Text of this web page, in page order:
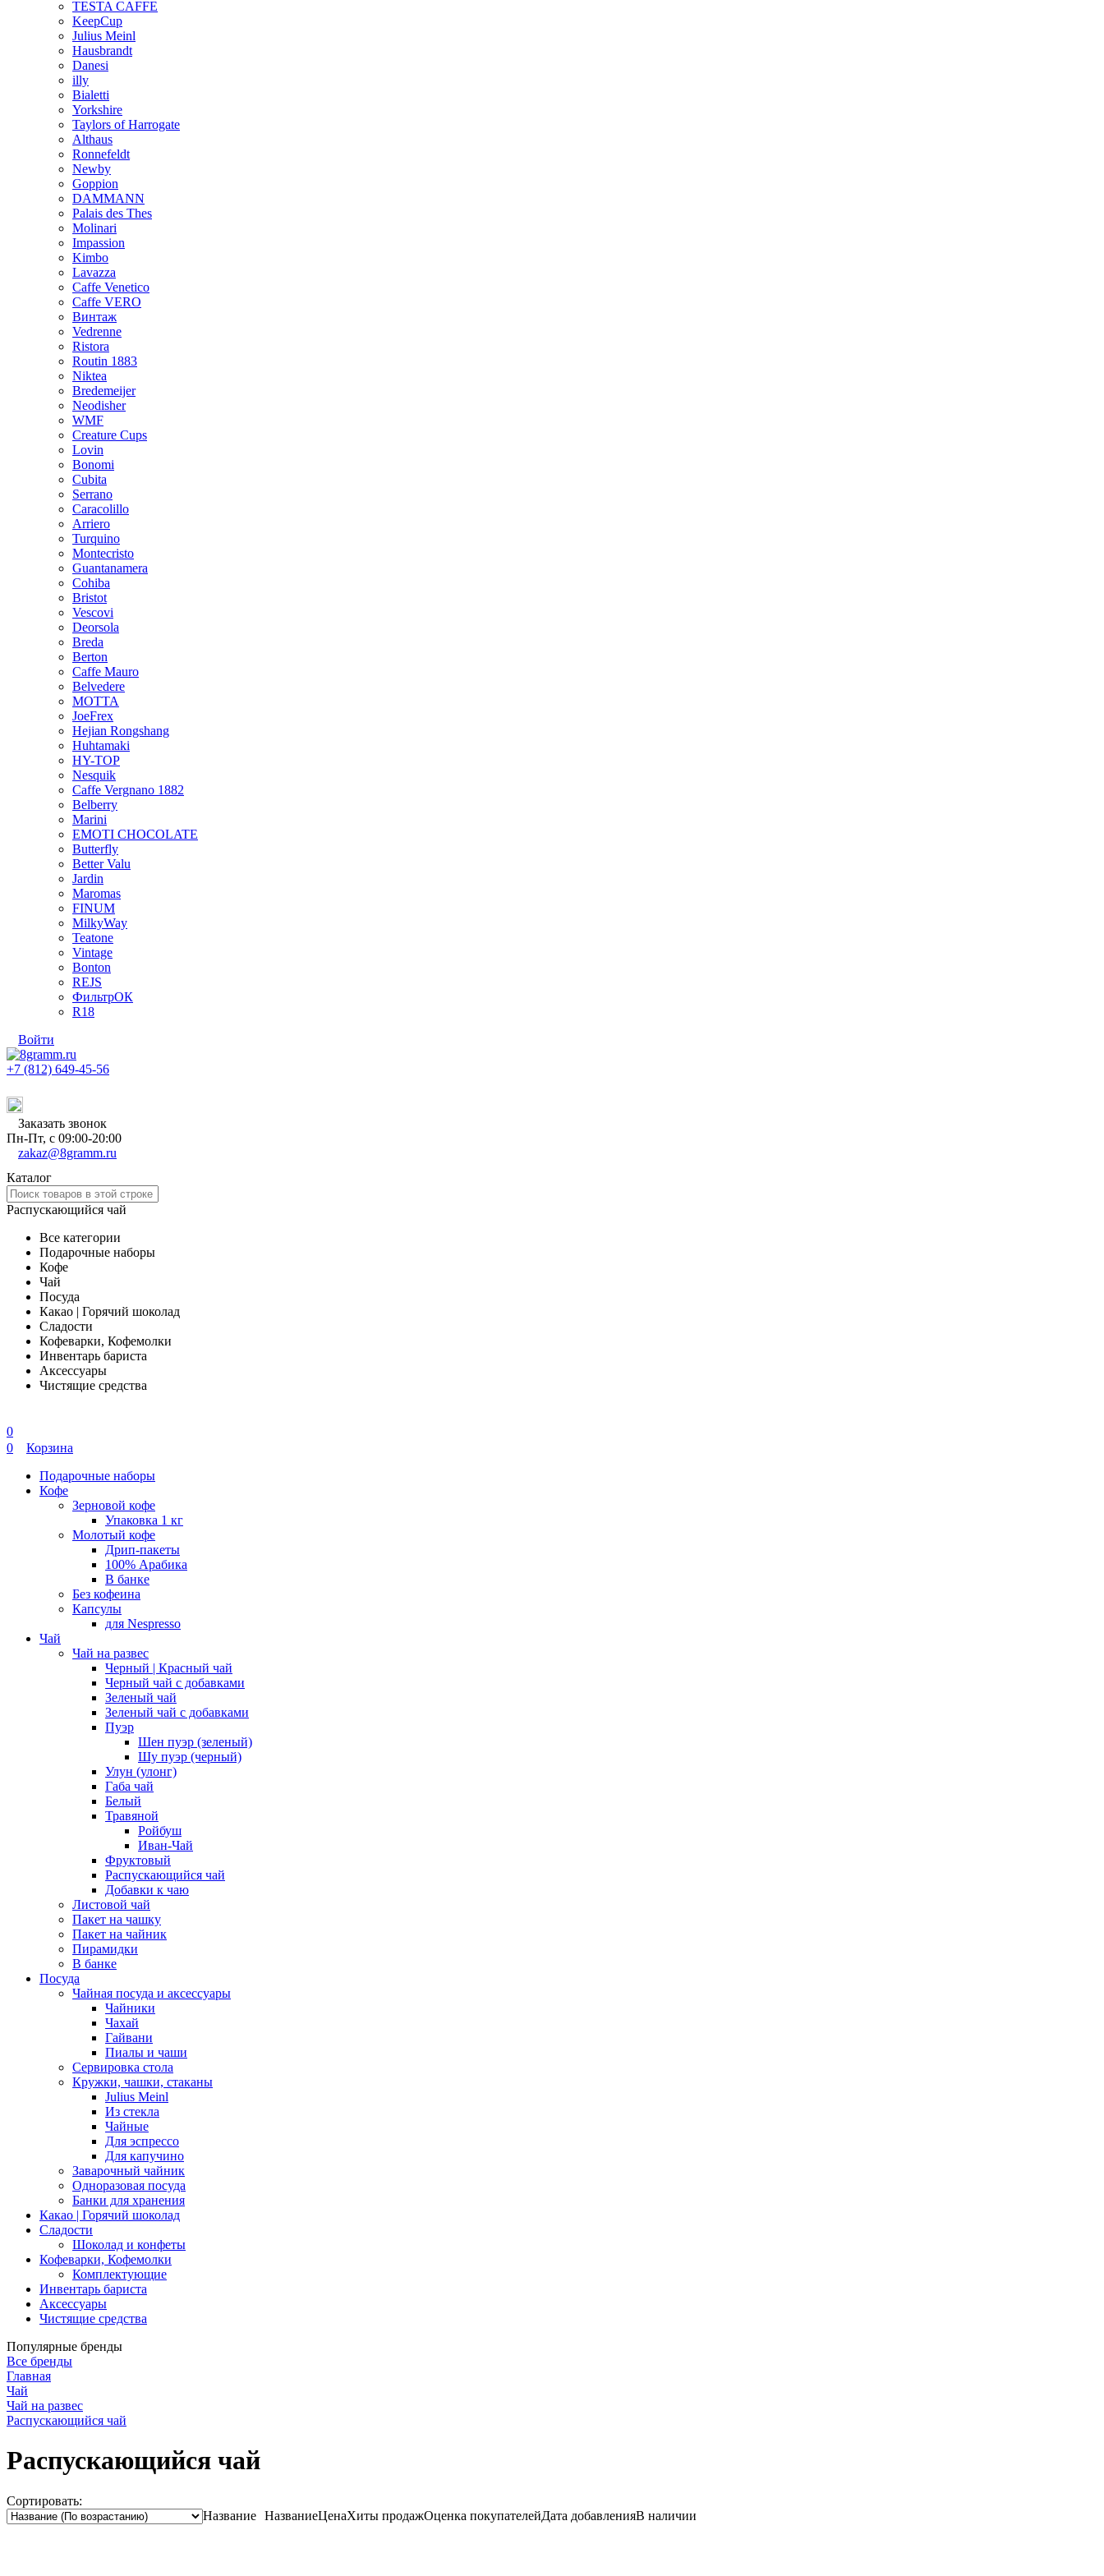
TESTA CAFFE
KeepCup
Julius Meinl
Hausbrandt
Danesi
illy
Bialetti
Yorkshire
Taylors of Harrogate
Althaus
Ronnefeldt
Newby
Goppion
DAMMANN
Palais des Thes
Molinari
Impassion
Kimbo
Lavazza
Caffe Venetico
Caffe VERO
Винтаж
Vedrenne
Ristora
Routin 1883
Niktea
Bredemeijer
Neodisher
WMF
Creature Cups
Lovin
Bonomi
Cubita
Serrano
Caracolillo
Arriero
Turquino
Montecristo
Guantanamera
Cohiba
Bristot
Vescovi
Deorsola
Breda
Berton
Caffe Mauro
Belvedere
MOTTA
JoeFrex
Hejian Rongshang
Huhtamaki
HY-TOP
Nesquik
Caffe Vergnano 1882
Belberry
Marini
EMOTI CHOCOLATE
Butterfly
Better Valu
Jardin
Maromas
FINUM
MilkyWay
Teatone
Vintage
Bonton
REJS
ФильтрОК
R18
Войти
+7 (812) 649-45-56
Заказать звонок
Пн-Пт, с 09:00-20:00
zakaz@8gramm.ru
Каталог
Распускающийся чай
Все категории
Подарочные наборы
Кофе
Чай
Посуда
Какао | Горячий шоколад
Сладости
Кофеварки, Кофемолки
Инвентарь бариста
Аксессуары
Чистящие средства
0
0
Корзина
Подарочные наборы
Кофе
Зерновой кофе
Упаковка 1 кг
Молотый кофе
Дрип-пакеты
100% Арабика
В банке
Без кофеина
Капсулы
для Nespresso
Чай
Чай на развес
Черный | Красный чай
Черный чай с добавками
Зеленый чай
Зеленый чай с добавками
Пуэр
Шен пуэр (зеленый)
Шу пуэр (черный)
Улун (улонг)
Габа чай
Белый
Травяной
Ройбуш
Иван-Чай
Фруктовый
Распускающийся чай
Добавки к чаю
Листовой чай
Пакет на чашку
Пакет на чайник
Пирамидки
В банке
Посуда
Чайная посуда и аксессуары
Чайники
Чахай
Гайвани
Пиалы и чаши
Сервировка стола
Кружки, чашки, стаканы
Julius Meinl
Из стекла
Чайные
Для эспрессо
Для капучино
Заварочный чайник
Одноразовая посуда
Банки для хранения
Какао | Горячий шоколад
Сладости
Шоколад и конфеты
Кофеварки, Кофемолки
Комплектующие
Инвентарь бариста
Аксессуары
Чистящие средства
Популярные бренды
Все бренды
Главная
Чай
Чай на развес
Распускающийся чай
Распускающийся чай
Сортировать:
Название НазваниеЦенаХиты продажОценка покупателейДата добавленияВ наличии